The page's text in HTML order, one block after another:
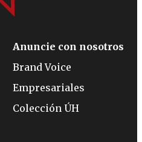
Anuncie con nosotros
Brand Voice
Empresariales
Colección ÚH